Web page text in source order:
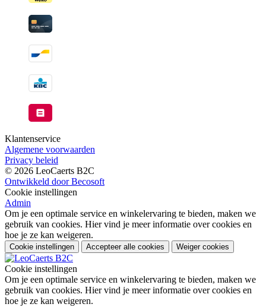
Klantenservice
Algemene voorwaarden
Privacy beleid
© 2026 LeoCaerts B2C
Ontwikkeld door Becosoft
Cookie instellingen
Admin
Om je een optimale service en winkelervaring te bieden, maken we
gebruik van cookies. Hier vind je meer informatie over cookies en
hoe je ze kan weigeren.
Cookie instellingen Accepteer alle cookies Weiger cookies
Cookie instellingen
Om je een optimale service en winkelervaring te bieden, maken we
gebruik van cookies. Hier vind je meer informatie over cookies en
hoe je ze kan weigeren.